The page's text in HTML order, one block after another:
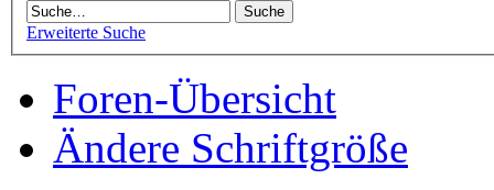
Erweiterte Suche
Foren-Übersicht
Ändere Schriftgröße